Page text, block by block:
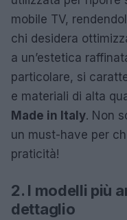
mobile TV,
chi desidera
a un’estetica
particolare, si
e materiali di alta
Made in Italy. Non
un must-have per
praticità!
2. I modelli più
dettaglio